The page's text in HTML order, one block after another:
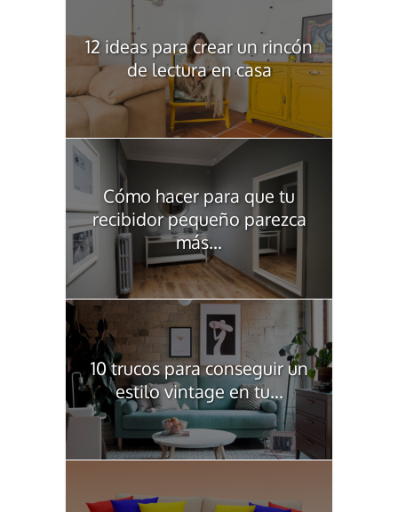
12 ideas para crear un rincón
de lectura en casa
Cómo hacer para que tu
recibidor pequeño parezca
más...
10 trucos para conseguir un
estilo vintage en tu...